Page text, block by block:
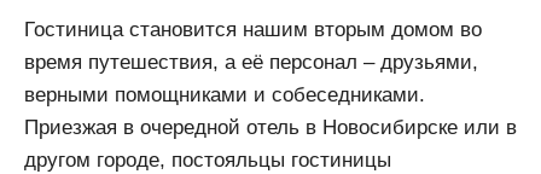
Гостиница становится нашим вторым домом во
время путешествия, а её персонал – друзьями,
верными помощниками и собеседниками.
Приезжая в очередной отель в Новосибирске или в
другом городе, постояльцы гостиницы